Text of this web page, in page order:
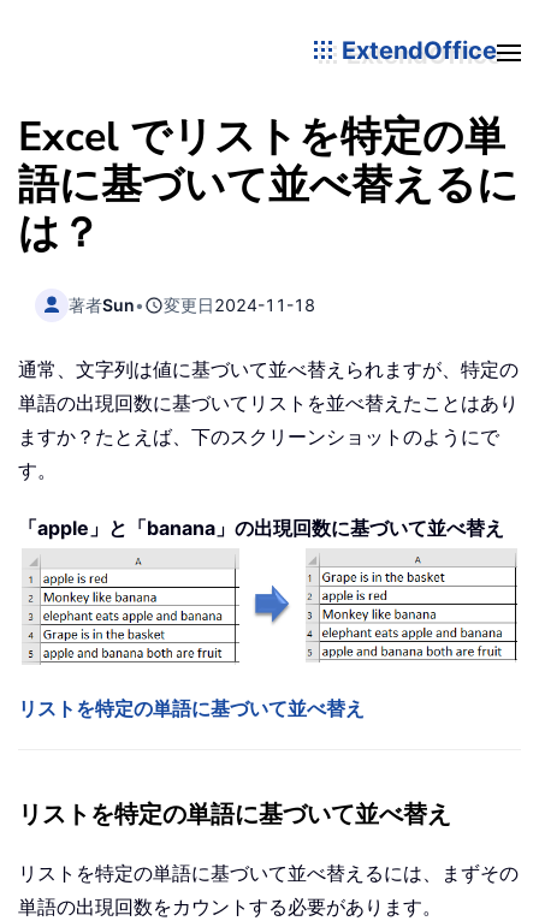
ExtendOffice
Excel でリストを特定の単
語に基づいて並べ替えるに
は？
著者Sun• 変更日2024-11-18
通常、文字列は値に基づいて並べ替えられますが、特定の
単語の出現回数に基づいてリストを並べ替えたことはあり
ますか？たとえば、下のスクリーンショットのようにで
す。
「apple」と「banana」の出現回数に基づいて並べ替え
リストを特定の単語に基づいて並べ替え
リストを特定の単語に基づいて並べ替え
リストを特定の単語に基づいて並べ替えるには、まずその
単語の出現回数をカウントする必要があります。